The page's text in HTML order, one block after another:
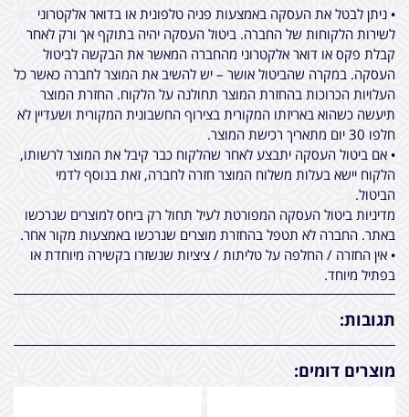
• ניתן לבטל את העסקה באמצעות פניה טלפונית או בדואר אלקטרוני
לשירות הלקוחות של החברה. ביטול העסקה יהיה בתוקף אך ורק לאחר
קבלת פקס או דואר אלקטרוני מהחברה המאשר את הבקשה לביטול
העסקה. במקרה שהביטול אושר – יש להשיב את המוצר לחברה כאשר כל
העלויות הכרוכות בהחזרת המוצר תחולנה על הלקוח. החזרת המוצר
תיעשה כשהוא באריזתו המקורית בצירוף החשבונית המקורית ושעדיין לא
חלפו 30 יום מתאריך רכישת המוצר.
• אם ביטול העסקה יתבצע לאחר שהלקוח כבר קיבל את המוצר לרשותו,
הלקוח יישא בעלות משלוח המוצר חזרה לחברה, זאת בנוסף לדמי
הביטול.
מדיניות ביטול העסקה המפורטת לעיל תחול רק ביחס למוצרים שנרכשו
באתר. החברה לא תטפל בהחזרת מוצרים שנרכשו באמצעות מקור אחר.
• אין החזרה / החלפה על טליתות / ציציות שנשזרו בקשירה מיוחדת או
בפתיל מיוחד.
תגובות:
מוצרים דומים: